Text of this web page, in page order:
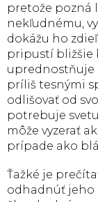
pretože pozná
nekľudnému,
dokážu ho
pripustí bližšie
uprednostňuje
príliš tesnými
odlišovať od
potrebuje
môže vyzerať
prípade ako
Ťažké je
odhadnúť jeho